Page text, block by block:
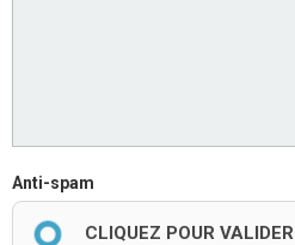
Anti-spam
CLIQUEZ POUR VALIDER